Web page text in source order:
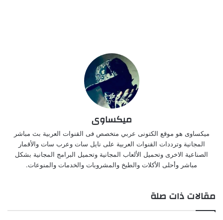
ميكساوى
ميكساوى هو موقع الكتونى عربي متخصص فى القنوات العربية بث مباشر
المجانية وترددات القنوات العربية على نايل سات وعرب سات والأقمار
الصناعية الاخرى وتحميل الألعاب المجانية وتحميل البرامج المجانية بشكل
مباشر وأحلى الأكلات والطبخ والمشروبات والخدمات والمنوعات.
مقالات ذات صلة